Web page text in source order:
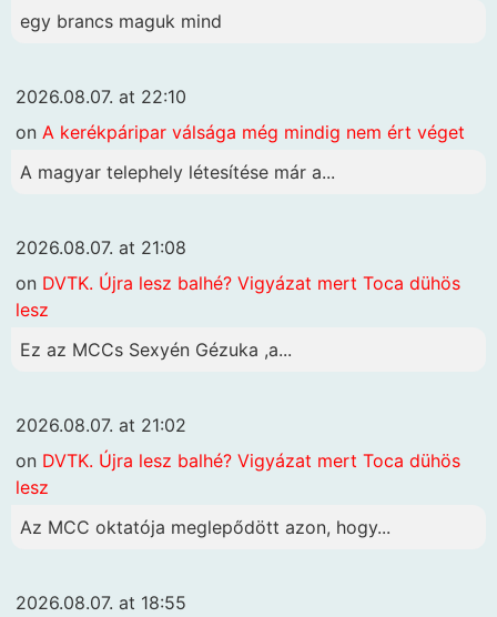
egy brancs maguk mind
2026.08.07. at 22:10
on A kerékpáripar válsága még mindig nem ért véget
A magyar telephely létesítése már a...
2026.08.07. at 21:08
on DVTK. Újra lesz balhé? Vigyázat mert Toca dühös
lesz
Ez az MCCs Sexyén Gézuka ,a...
2026.08.07. at 21:02
on DVTK. Újra lesz balhé? Vigyázat mert Toca dühös
lesz
Az MCC oktatója meglepődött azon, hogy...
2026.08.07. at 18:55